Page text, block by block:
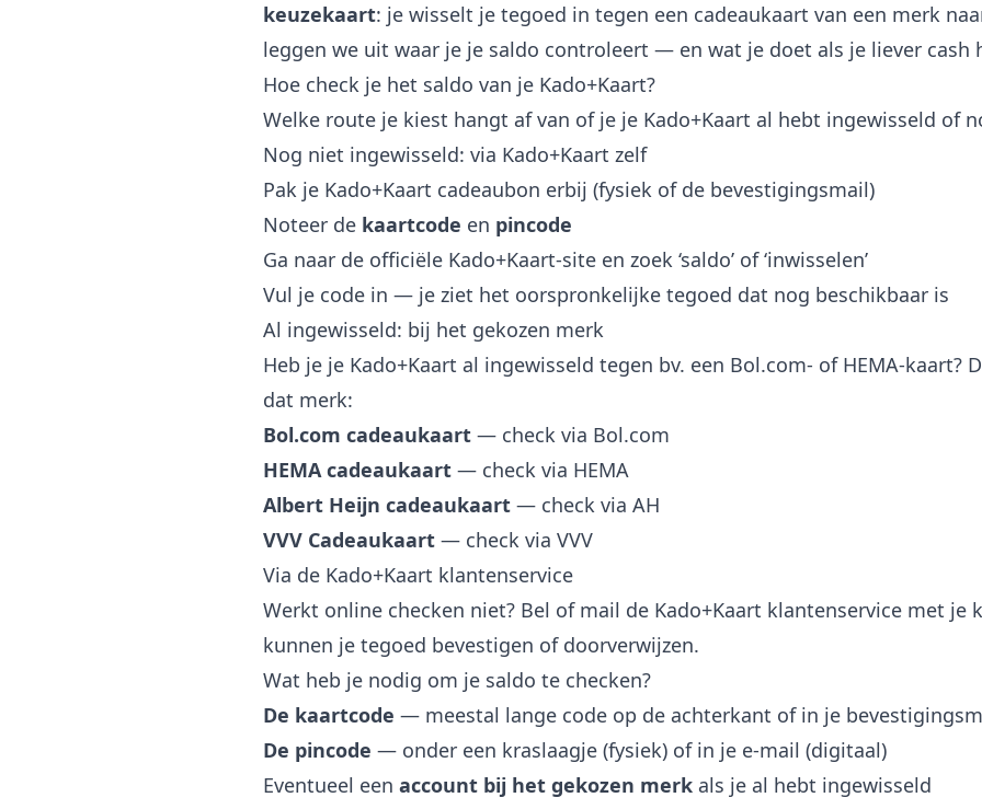
keuzekaart: je wisselt je tegoed in tegen een cadeaukaart van een merk
leggen we uit waar je je saldo controleert — en wat je doet als je liever cash
Hoe check je het saldo van je Kado+Kaart?
Welke route je kiest hangt af van of je je Kado+Kaart al hebt ingewisseld of
Nog niet ingewisseld: via Kado+Kaart zelf
Pak je Kado+Kaart cadeaubon erbij (fysiek of de bevestigingsmail)
Noteer de kaartcode en pincode
Ga naar de officiële Kado+Kaart-site en zoek ‘saldo’ of ‘inwisselen’
Vul je code in — je ziet het oorspronkelijke tegoed dat nog beschikbaar is
Al ingewisseld: bij het gekozen merk
Heb je je Kado+Kaart al ingewisseld tegen bv. een Bol.com- of HEMA-kaart?
dat merk:
Bol.com cadeaukaart — check via Bol.com
HEMA cadeaukaart — check via HEMA
Albert Heijn cadeaukaart — check via AH
VVV Cadeaukaart — check via VVV
Via de Kado+Kaart klantenservice
Werkt online checken niet? Bel of mail de Kado+Kaart klantenservice met je
kunnen je tegoed bevestigen of doorverwijzen.
Wat heb je nodig om je saldo te checken?
De kaartcode — meestal lange code op de achterkant of in je
De pincode — onder een kraslaagje (fysiek) of in je e-mail (digitaal)
Eventueel een account bij het gekozen merk als je al hebt ingewisseld